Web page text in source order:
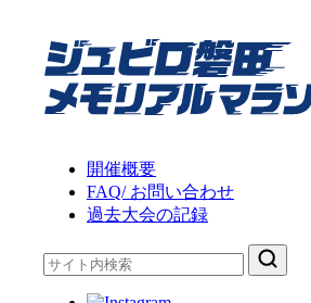
ン
テ
ン
ツ
開催概要
FAQ/ お問い合わせ
過去大会の記録